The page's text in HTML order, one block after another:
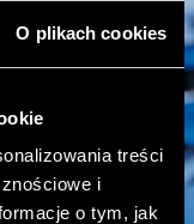
O plikach cookies
treści
i
o tym, jak